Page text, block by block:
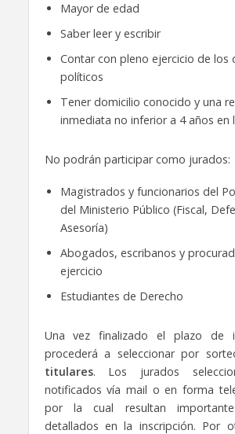
Mayor de edad
Saber leer y escribir
Contar con pleno ejercicio de los
políticos
Tener domicilio conocido y una
inmediata no inferior a 4 años en
No podrán participar como jurados:
Magistrados y funcionarios del
del Ministerio Público (Fiscal,
Asesoría)
Abogados, escribanos y
ejercicio
Estudiantes de Derecho
Una vez finalizado el plazo de
procederá a seleccionar por
titulares. Los jurados
notificados vía mail o en forma
por la cual resultan
detallados en la inscripción. Por